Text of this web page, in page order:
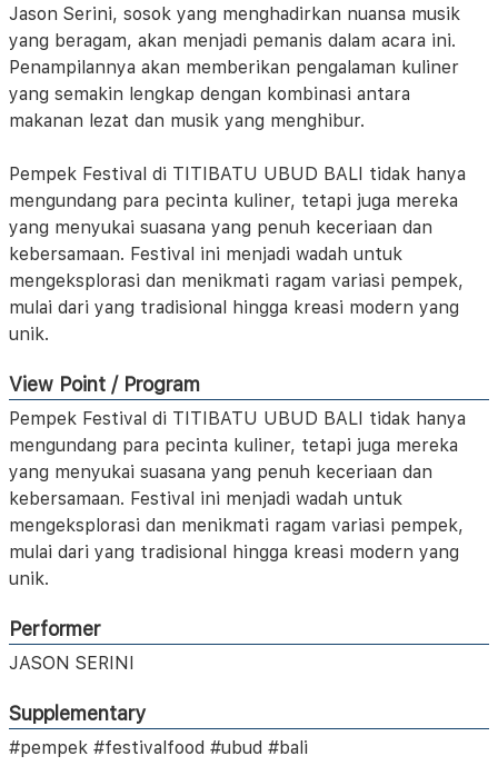
Jason Serini, sosok yang menghadirkan nuansa musik
yang beragam, akan menjadi pemanis dalam acara ini.
Penampilannya akan memberikan pengalaman kuliner
yang semakin lengkap dengan kombinasi antara
makanan lezat dan musik yang menghibur.
Pempek Festival di TITIBATU UBUD BALI tidak hanya
mengundang para pecinta kuliner, tetapi juga mereka
yang menyukai suasana yang penuh keceriaan dan
kebersamaan. Festival ini menjadi wadah untuk
mengeksplorasi dan menikmati ragam variasi pempek,
mulai dari yang tradisional hingga kreasi modern yang
unik.
View Point / Program
Pempek Festival di TITIBATU UBUD BALI tidak hanya
mengundang para pecinta kuliner, tetapi juga mereka
yang menyukai suasana yang penuh keceriaan dan
kebersamaan. Festival ini menjadi wadah untuk
mengeksplorasi dan menikmati ragam variasi pempek,
mulai dari yang tradisional hingga kreasi modern yang
unik.
Performer
JASON SERINI
Supplementary
#pempek #festivalfood #ubud #bali